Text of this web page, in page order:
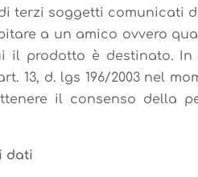
terzi soggetti comunicati
a un amico ovvero
prodotto è destinato. In
13, d. lgs 196/2003 nel
il consenso della
dati